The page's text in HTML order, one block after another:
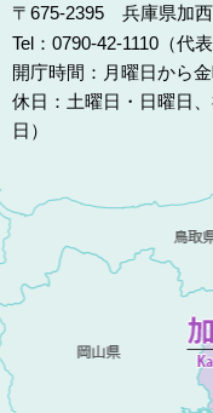
〒675-2395 兵庫県加
Tel：0790-42-1110（代表
開庁時間：月曜日から
休日：土曜日・日曜日
日）